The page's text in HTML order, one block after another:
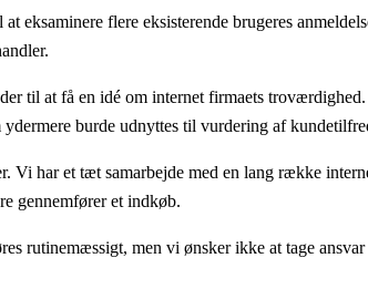
eksaminere flere eksisterende brugeres
til at få en idé om internet firmaets
burde udnyttes til vurdering af
Vi har et tæt samarbejde med en lang række
gennemfører et indkøb.
rutinemæssigt, men vi ønsker ikke at tage